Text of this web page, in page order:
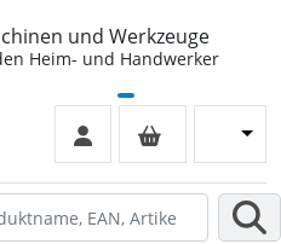
und Werkzeuge
Heim- und Handwerker